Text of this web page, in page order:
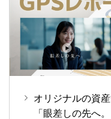
オリジナルの資
「眼差しの先へ